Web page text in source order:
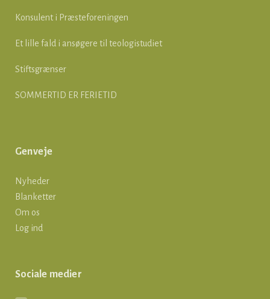
Konsulent i Præsteforeningen
Et lille fald i ansøgere til teologistudiet
Stiftsgrænser
SOMMERTID ER FERIETID
Genveje
Nyheder
Blanketter
Om os
Log ind
Sociale medier